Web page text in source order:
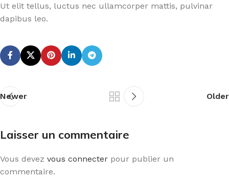
Ut elit tellus, luctus nec ullamcorper mattis, pulvinar
dapibus leo.
Newer Older
Laisser un commentaire
Vous devez vous connecter pour publier un
commentaire.